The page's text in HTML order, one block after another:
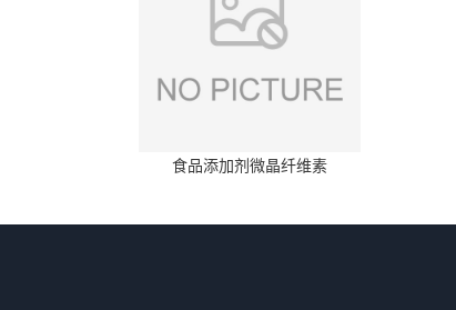
食品添加剂微晶纤维素